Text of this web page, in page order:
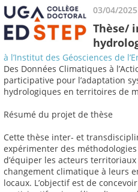
03/04/2025
Thèse/
à l’Institut des Géosciences de
Des Données Climatiques à
participative pour l’adaptation
hydrologiques en territoires de
Résumé du projet de thèse
Cette thèse inter- et
expérimenter des
d’équiper les acteurs territoriaux
changement climatique à leurs
locaux. L’objectif est de